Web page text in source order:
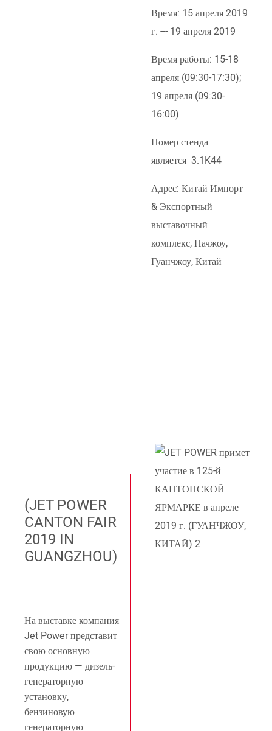
Время: 15 апреля 2019
г. --- 19 апреля 2019
Время работы: 15-18
апреля (09:30-17:30);
19 апреля (09:30-
16:00)
Номер стенда
является 3.1K44
Адрес: Китай Импорт
& Экспортный
выставочный
комплекс, Пачжоу,
Гуанчжоу, Китай
(JET POWER
CANTON FAIR
2019 IN
GUANGZHOU)
На выставке компания
Jet Power представит
свою основную
продукцию — дизель-
генераторную
установку,
бензиновую
генераторную